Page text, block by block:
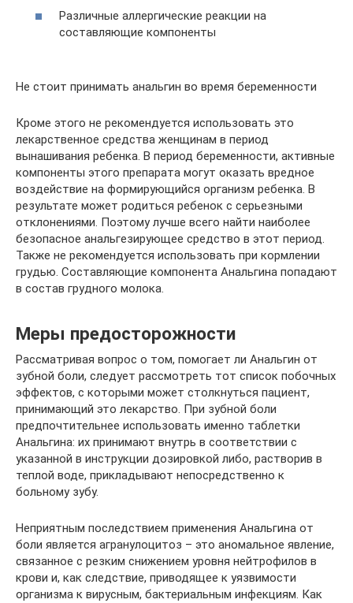
Различные аллергические реакции на
составляющие компоненты
Не стоит принимать анальгин во время беременности
Кроме этого не рекомендуется использовать это
лекарственное средства женщинам в период
вынашивания ребенка. В период беременности, активные
компоненты этого препарата могут оказать вредное
воздействие на формирующийся организм ребенка. В
результате может родиться ребенок с серьезными
отклонениями. Поэтому лучше всего найти наиболее
безопасное анальгезирующее средство в этот период.
Также не рекомендуется использовать при кормлении
грудью. Составляющие компонента Анальгина попадают
в состав грудного молока.
Меры предосторожности
Рассматривая вопрос о том, помогает ли Анальгин от
зубной боли, следует рассмотреть тот список побочных
эффектов, с которыми может столкнуться пациент,
принимающий это лекарство. При зубной боли
предпочтительнее использовать именно таблетки
Анальгина: их принимают внутрь в соответствии с
указанной в инструкции дозировкой либо, растворив в
теплой воде, прикладывают непосредственно к
больному зубу.
Неприятным последствием применения Анальгина от
боли является агранулоцитоз – это аномальное явление,
связанное с резким снижением уровня нейтрофилов в
крови и, как следствие, приводящее к уязвимости
организма к вирусным, бактериальным инфекциям. Как